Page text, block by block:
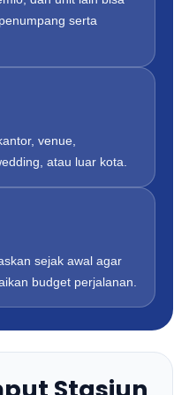
serta
venue,
atau luar kota.
sejak awal agar
budget perjalanan.